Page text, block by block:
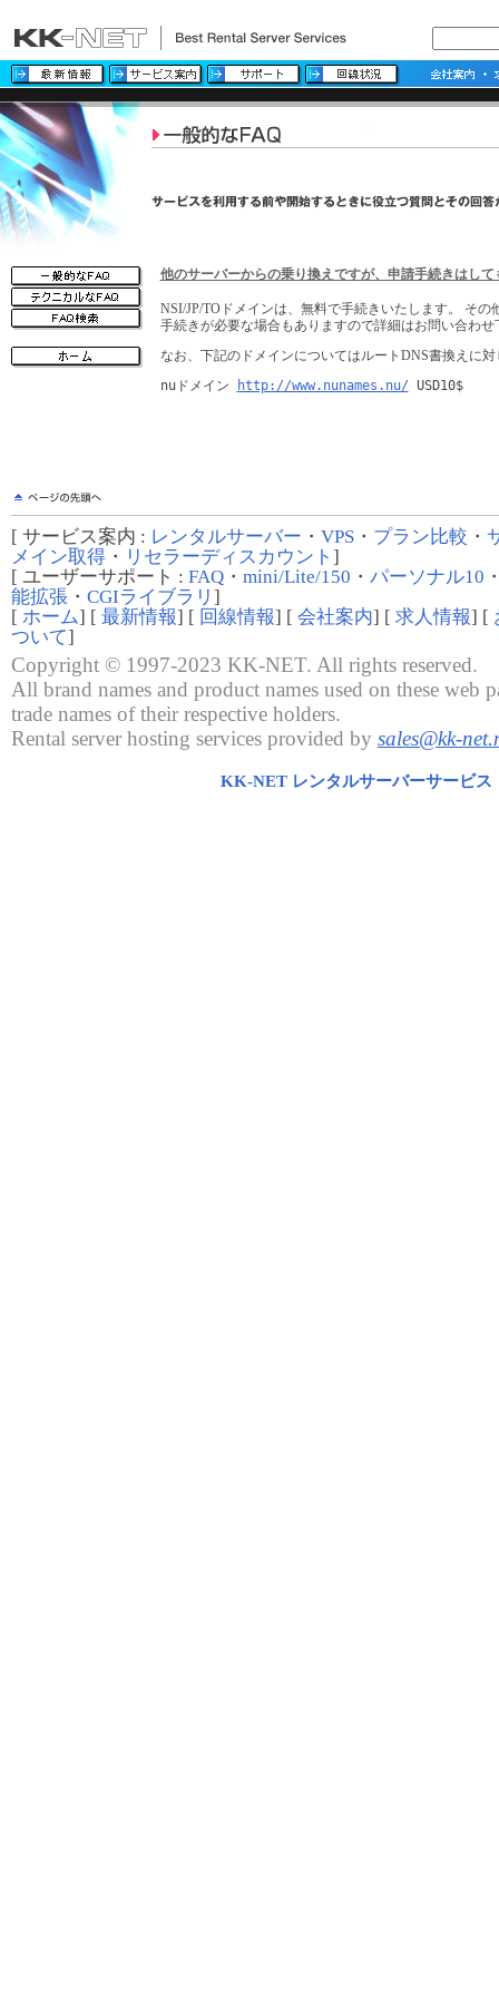
他のサーバーからの乗り換えですが、申請手続きはして
NSI/JP/TOドメインは、無料で手続きいたします。 そ
手続きが必要な場合もありますので詳細はお問い合わせ
なお、下記のドメインについてはルートDNS書換えに
nuドメイン
http://www.nunames.nu/ USD10$
[ サービス案内 : レンタルサーバー ・ VPS ・ プラン比較 ・
メイン取得 ・ リセラーディスカウント ]
[ ユーザーサポート : FAQ ・ mini/Lite/150 ・ パーソナル10
能拡張 ・ CGIライブラリ ]
[ ホーム] [ 最新情報] [ 回線情報] [ 会社案内] [ 求人情報] [
ついて]
Copyright © 1997-2023 KK-NET. All rights reserved.
All brand names and product names used on these web
trade names of their respective holders.
Rental server hosting services provided by sales@kk-
KK-NET レンタルサーバーサービス